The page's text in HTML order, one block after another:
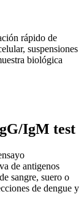
rápido de
suspensiones
biológica
IgM test
de antigenos
sangre, suero o
de dengue y